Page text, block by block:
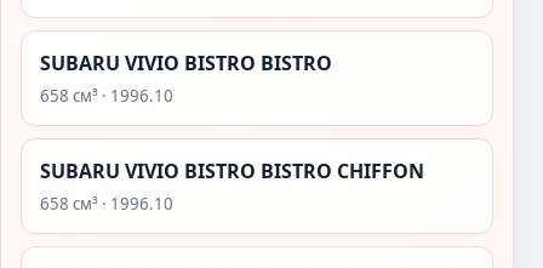
SUBARU VIVIO BISTRO BISTRO
658 см³ · 1996.10
SUBARU VIVIO BISTRO BISTRO CHIFFON
658 см³ · 1996.10